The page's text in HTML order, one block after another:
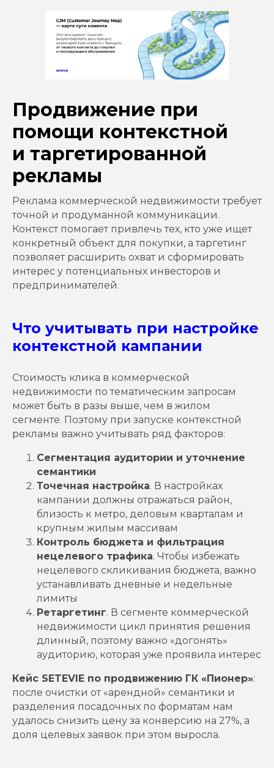
Продвижение при
помощи контекстной
и таргетированной
рекламы
Реклама коммерческой недвижимости требует
точной и продуманной коммуникации.
Контекст помогает привлечь тех, кто уже ищет
конкретный объект для покупки, а таргетинг
позволяет расширить охват и сформировать
интерес у потенциальных инвесторов и
предпринимателей.
Что учитывать при настройке
контекстной кампании
Стоимость клика в коммерческой
недвижимости по тематическим запросам
может быть в разы выше, чем в жилом
сегменте. Поэтому при запуске контекстной
рекламы важно учитывать ряд факторов:
Сегментация аудитории и уточнение
семантики
Точечная настройка. В настройках
кампании должны отражаться район,
близость к метро, деловым кварталам и
крупным жилым массивам
Контроль бюджета и фильтрация
нецелевого трафика. Чтобы избежать
нецелевого скликивания бюджета, важно
устанавливать дневные и недельные
лимиты
Ретаргетинг. В сегменте коммерческой
недвижимости цикл принятия решения
длинный, поэтому важно «догонять»
аудиторию, которая уже проявила интерес
Кейс SETEVIE по продвижению ГК «Пионер»:
после очистки от «арендной» семантики и
разделения посадочных по форматам нам
удалось снизить цену за конверсию на 27%, а
доля целевых заявок при этом выросла.